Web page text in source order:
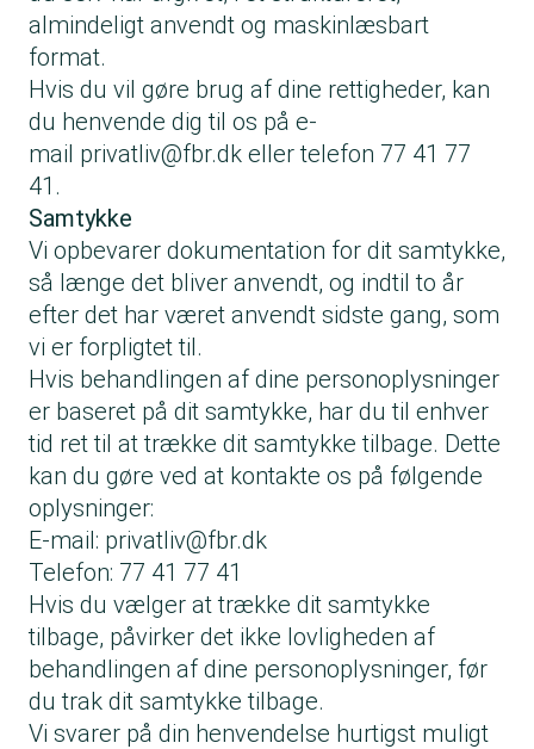
almindeligt anvendt og maskinlæsbart
format.
Hvis du vil gøre brug af dine rettigheder, kan
du henvende dig til os på e-
mail privatliv@fbr.dk eller telefon 77 41 77
41.
Samtykke
Vi opbevarer dokumentation for dit samtykke,
så længe det bliver anvendt, og indtil to år
efter det har været anvendt sidste gang, som
vi er forpligtet til.
Hvis behandlingen af dine personoplysninger
er baseret på dit samtykke, har du til enhver
tid ret til at trække dit samtykke tilbage. Dette
kan du gøre ved at kontakte os på følgende
oplysninger:
E-mail: privatliv@fbr.dk
Telefon: 77 41 77 41
Hvis du vælger at trække dit samtykke
tilbage, påvirker det ikke lovligheden af
behandlingen af dine personoplysninger, før
du trak dit samtykke tilbage.
Vi svarer på din henvendelse hurtigst muligt